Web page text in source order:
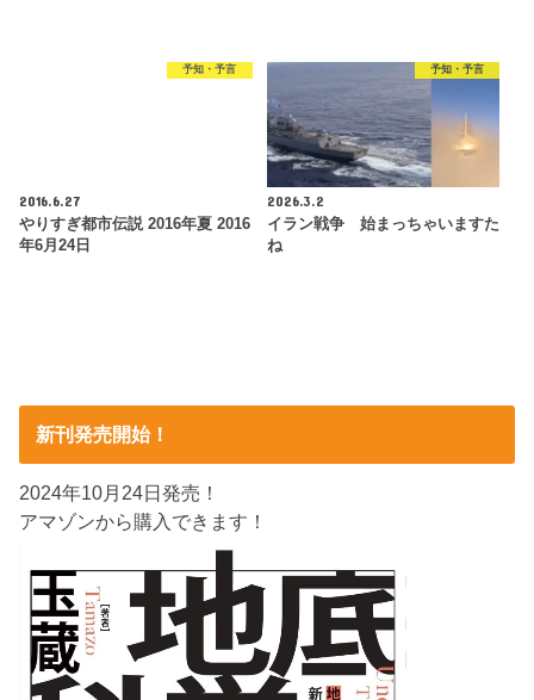
予知・予言
2016.6.27
やりすぎ都市伝説 2016年夏 2016
年6月24日
予知・予言
2026.3.2
イラン戦争 始まっちゃいますた
ね
新刊発売開始！
2024年10月24日発売！
アマゾンから購入できます！